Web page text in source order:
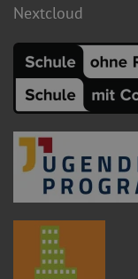
Nextcloud